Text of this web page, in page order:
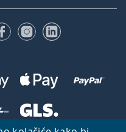
FacebookuInstagramu
LinkedIn